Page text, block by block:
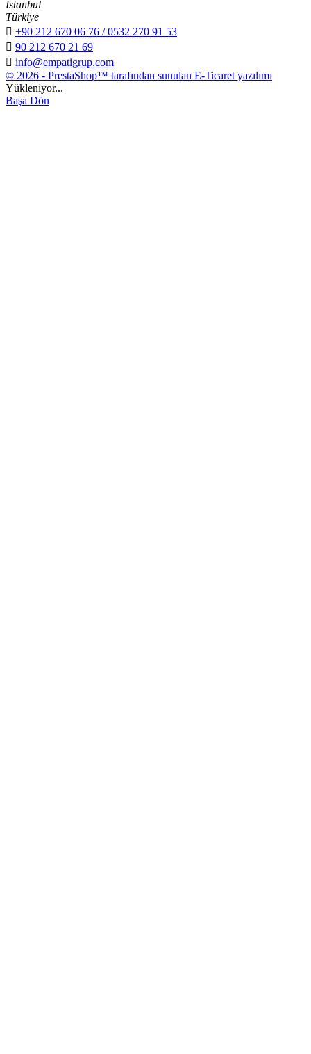
İstanbul
Türkiye
 +90 212 670 06 76 / 0532 270 91 53
 90 212 670 21 69
 info@empatigrup.com
© 2026 - PrestaShop™ tarafından sunulan E-Ticaret yazılımı
Yükleniyor...
Başa Dön